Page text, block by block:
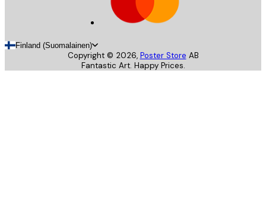
Finland (Suomalainen)
Copyright © 2026, Poster Store AB
Fantastic Art. Happy Prices.